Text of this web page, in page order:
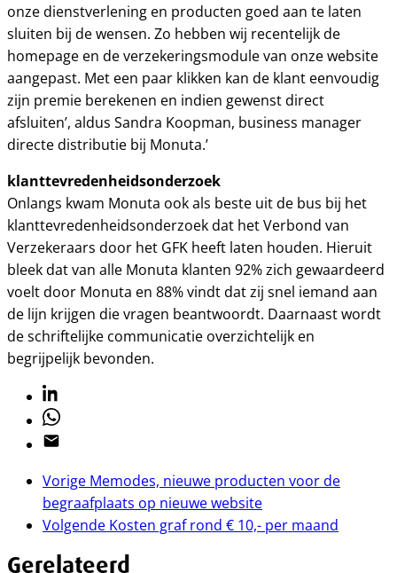
onze dienstverlening en producten goed aan te laten
sluiten bij de wensen. Zo hebben wij recentelijk de
homepage en de verzekeringsmodule van onze website
aangepast. Met een paar klikken kan de klant eenvoudig
zijn premie berekenen en indien gewenst direct
afsluiten’, aldus Sandra Koopman, business manager
directe distributie bij Monuta.’
klanttevredenheidsonderzoek
Onlangs kwam Monuta ook als beste uit de bus bij het
klanttevredenheidsonderzoek dat het Verbond van
Verzekeraars door het GFK heeft laten houden. Hieruit
bleek dat van alle Monuta klanten 92% zich gewaardeerd
voelt door Monuta en 88% vindt dat zij snel iemand aan
de lijn krijgen die vragen beantwoordt. Daarnaast wordt
de schriftelijke communicatie overzichtelijk en
begrijpelijk bevonden.
Linkedin
Whatsapp
Email
Vorige Memodes, nieuwe producten voor de
begraafplaats op nieuwe website
Volgende Kosten graf rond € 10,- per maand
Gerelateerd